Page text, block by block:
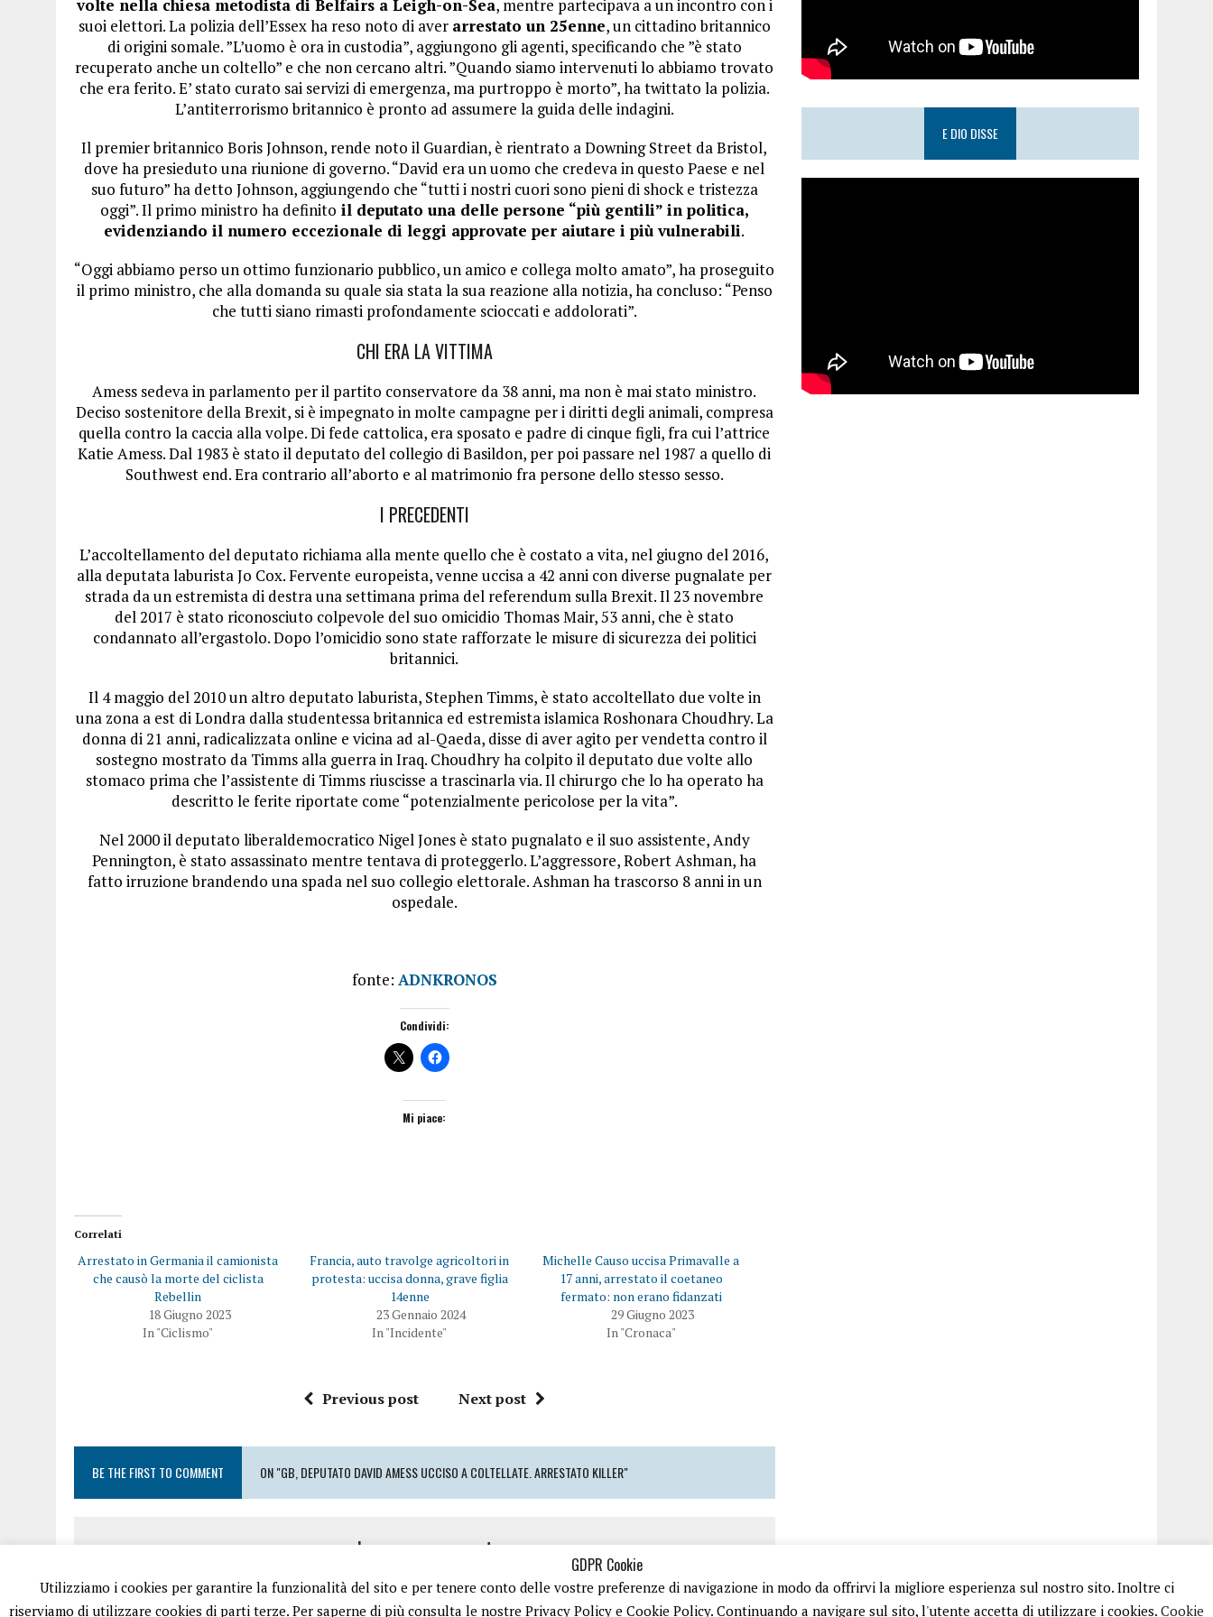
volte nella chiesa metodista di Belfairs a Leigh-on-Sea, mentre partecipava a un incontro con i
suoi elettori. La polizia dell’Essex ha reso noto di aver arrestato un 25enne, un cittadino britannico
di origini somale. ”L’uomo è ora in custodia”, aggiungono gli agenti, specificando che ”è stato
recuperato anche un coltello” e che non cercano altri. ”Quando siamo intervenuti lo abbiamo trovato
che era ferito. E’ stato curato sai servizi di emergenza, ma purtroppo è morto”, ha twittato la polizia.
L’antiterrorismo britannico è pronto ad assumere la guida delle indagini.
Il premier britannico Boris Johnson, rende noto il Guardian, è rientrato a Downing Street da Bristol,
dove ha presieduto una riunione di governo. “David era un uomo che credeva in questo Paese e nel
suo futuro” ha detto Johnson, aggiungendo che “tutti i nostri cuori sono pieni di shock e tristezza
oggi”. Il primo ministro ha definito il deputato una delle persone “più gentili” in politica,
evidenziando il numero eccezionale di leggi approvate per aiutare i più vulnerabili.
“Oggi abbiamo perso un ottimo funzionario pubblico, un amico e collega molto amato”, ha proseguito
il primo ministro, che alla domanda su quale sia stata la sua reazione alla notizia, ha concluso: “Penso
che tutti siano rimasti profondamente scioccati e addolorati”.
CHI ERA LA VITTIMA
Amess sedeva in parlamento per il partito conservatore da 38 anni, ma non è mai stato ministro.
Deciso sostenitore della Brexit, si è impegnato in molte campagne per i diritti degli animali, compresa
quella contro la caccia alla volpe. Di fede cattolica, era sposato e padre di cinque figli, fra cui l’attrice
Katie Amess. Dal 1983 è stato il deputato del collegio di Basildon, per poi passare nel 1987 a quello di
Southwest end. Era contrario all’aborto e al matrimonio fra persone dello stesso sesso.
I PRECEDENTI
L’accoltellamento del deputato richiama alla mente quello che è costato a vita, nel giugno del 2016,
alla deputata laburista Jo Cox. Fervente europeista, venne uccisa a 42 anni con diverse pugnalate per
strada da un estremista di destra una settimana prima del referendum sulla Brexit. Il 23 novembre
del 2017 è stato riconosciuto colpevole del suo omicidio Thomas Mair, 53 anni, che è stato
condannato all’ergastolo. Dopo l’omicidio sono state rafforzate le misure di sicurezza dei politici
britannici.
Il 4 maggio del 2010 un altro deputato laburista, Stephen Timms, è stato accoltellato due volte in
una zona a est di Londra dalla studentessa britannica ed estremista islamica Roshonara Choudhry. La
donna di 21 anni, radicalizzata online e vicina ad al-Qaeda, disse di aver agito per vendetta contro il
sostegno mostrato da Timms alla guerra in Iraq. Choudhry ha colpito il deputato due volte allo
stomaco prima che l’assistente di Timms riuscisse a trascinarla via. Il chirurgo che lo ha operato ha
descritto le ferite riportate come “potenzialmente pericolose per la vita”.
Nel 2000 il deputato liberaldemocratico Nigel Jones è stato pugnalato e il suo assistente, Andy
Pennington, è stato assassinato mentre tentava di proteggerlo. L’aggressore, Robert Ashman, ha
fatto irruzione brandendo una spada nel suo collegio elettorale. Ashman ha trascorso 8 anni in un
ospedale.
fonte: ADNKRONOS
Condividi:
Mi piace:
Correlati
Arrestato in Germania il camionista
che causò la morte del ciclista
Rebellin
18 Giugno 2023
In "Ciclismo"
Francia, auto travolge agricoltori in
protesta: uccisa donna, grave figlia
14enne
23 Gennaio 2024
In "Incidente"
Michelle Causo uccisa Primavalle a
17 anni, arrestato il coetaneo
fermato: non erano fidanzati
29 Giugno 2023
In "Cronaca"
Previous post Next post
BE THE FIRST TO COMMENT ON "GB, DEPUTATO DAVID AMESS UCCISO A COLTELLATE. ARRESTATO KILLER"
Leave a comment
Devi essereconnessoper inviare un commento.
E DIO DISSE
GDPR Cookie
Utilizziamo i cookies per garantire la funzionalità del sito e per tenere conto delle vostre preferenze di navigazione in modo da offrirvi la migliore esperienza sul nostro sito. Inoltre ci
riserviamo di utilizzare cookies di parti terze. Per saperne di più consulta le nostre Privacy Policy e Cookie Policy. Continuando a navigare sul sito, l'utente accetta di utilizzare i cookies. Cookie